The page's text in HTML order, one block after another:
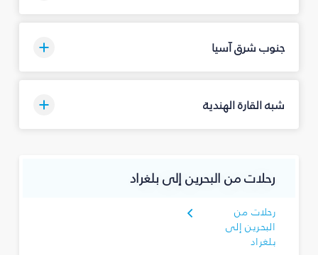
جنوب شرق آسيا
شبه القارة الهندية
رحلات من البحرين إلى بلغراد
رحلات من
البحرين إلى
بلغراد